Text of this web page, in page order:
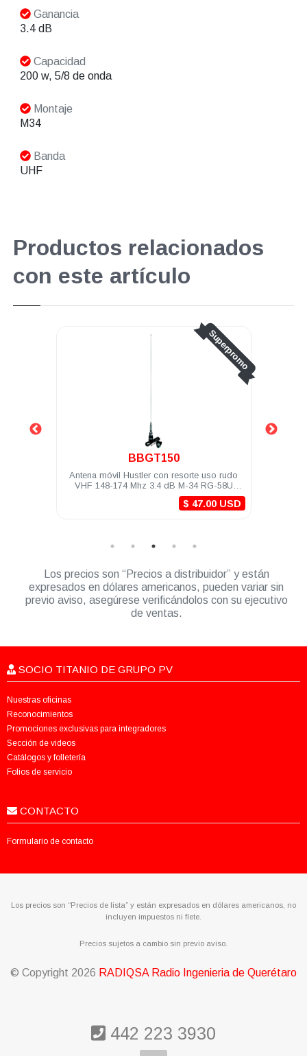
Ganancia
3.4 dB
Capacidad
200 w, 5/8 de onda
Montaje
M34
Banda
UHF
Productos relacionados
con este artículo
Superpromo
BBGT150
Antena móvil Hustler con resorte uso rudo
VHF 148-174 Mhz 3.4 dB M-34 RG-58U
$ 47.00 USD
Los precios son “Precios a distribuidor” y están
expresados en dólares americanos, pueden variar sin
previo aviso, asegúrese verificándolos con su ejecutivo
de ventas.
SOCIO TITANIO DE GRUPO PV
Nuestras oficinas
Reconocimientos
Promociones exclusivas para integradores
Sección de videos
Catálogos y folletería
Folios de servicio
CONTACTO
Formulario de contacto
Los precios son “Precios de lista” y están expresados en dólares americanos, no
incluyen impuestos ni flete.
Precios sujetos a cambio sin previo aviso.
© Copyright 2026 RADIQSA Radio Ingenieria de Querétaro
442 223 3930